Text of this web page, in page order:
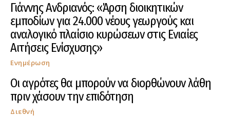
Γιάννης Ανδριανός: «Άρση διοικητικών
εμποδίων για 24.000 νέους γεωργούς και
αναλογικό πλαίσιο κυρώσεων στις Ενιαίες
Αιτήσεις Ενίσχυσης»
Ενημέρωση
Οι αγρότες θα μπορούν να διορθώνουν λάθη
πριν χάσουν την επιδότηση
Διεθνή